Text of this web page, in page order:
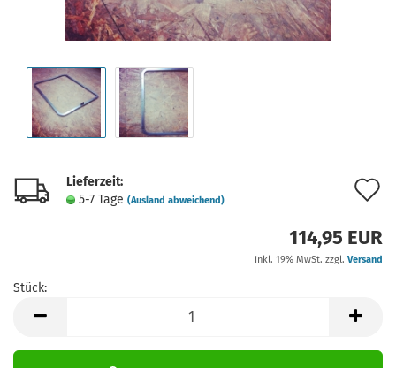
Lieferzeit:
5-7 Tage (Ausland abweichend)
114,95 EUR
inkl. 19% MwSt. zzgl. Versand
Stück: